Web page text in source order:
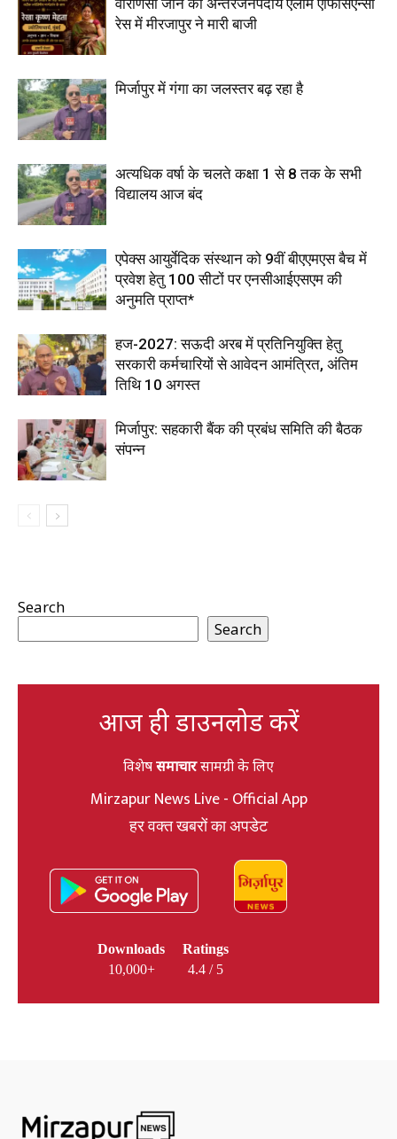
रेस में मीरजापुर ने मारी बाजी
मिर्जापुर में गंगा का जलस्तर बढ़ रहा है
अत्यधिक वर्षा के चलते कक्षा 1 से 8 तक के सभी
विद्यालय आज बंद
एपेक्स आयुर्वेदिक संस्थान को 9वीं बीएएमएस बैच में
प्रवेश हेतु 100 सीटों पर एनसीआईएसएम की
अनुमति प्राप्त*
हज-2027: सऊदी अरब में प्रतिनियुक्ति हेतु
सरकारी कर्मचारियों से आवेदन आमंत्रित, अंतिम
तिथि 10 अगस्त
मिर्जापुर: सहकारी बैंक की प्रबंध समिति की बैठक
संपन्न
Search
Search
आज ही डाउनलोड करें
विशेषसमाचारसामग्री के लिए
Mirzapur News Live - Official App
हर वक्त खबरों का अपडेट
Downloads
10,000+
Ratings
4.4 / 5